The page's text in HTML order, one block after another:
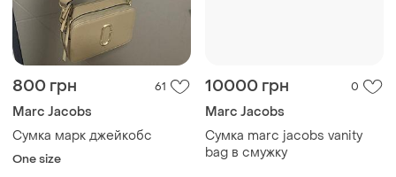
800 грн 61
Marc Jacobs
Сумка марк джейкобс
One size
10000 грн 0
Marc Jacobs
Сумка marc jacobs vanity
bag в смужку